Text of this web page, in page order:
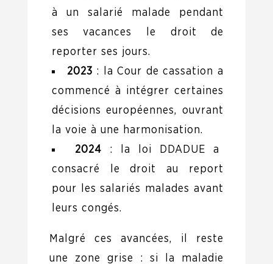
à un salarié malade pendant
ses vacances le droit de
reporter ses jours.
2023 : la Cour de cassation a
commencé à intégrer certaines
décisions européennes, ouvrant
la voie à une harmonisation.
2024 : la loi DDADUE a
consacré le droit au report
pour les salariés malades avant
leurs congés.
Malgré ces avancées, il reste
une zone grise : si la maladie